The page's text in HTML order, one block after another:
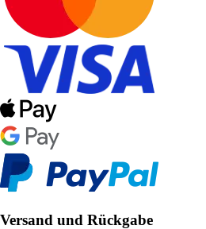
Versand und Rückgabe